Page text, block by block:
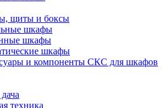
щиты и боксы
шкафы
шкафы
шкафы
и компоненты СКС для шкафов
техника